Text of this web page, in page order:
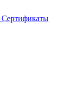
Сертификаты